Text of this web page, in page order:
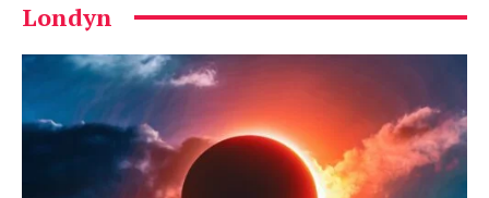
Londyn